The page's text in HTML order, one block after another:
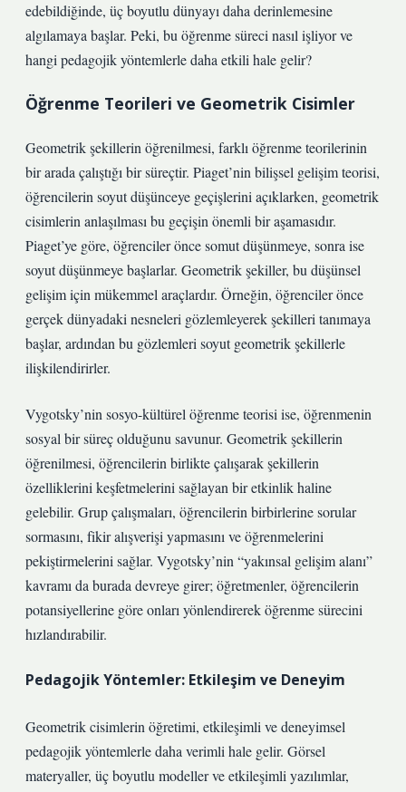
edebildiğinde, üç boyutlu dünyayı daha derinlemesine
algılamaya başlar. Peki, bu öğrenme süreci nasıl işliyor ve
hangi pedagojik yöntemlerle daha etkili hale gelir?
Öğrenme Teorileri ve Geometrik Cisimler
Geometrik şekillerin öğrenilmesi, farklı öğrenme teorilerinin
bir arada çalıştığı bir süreçtir. Piaget’nin bilişsel gelişim teorisi,
öğrencilerin soyut düşünceye geçişlerini açıklarken, geometrik
cisimlerin anlaşılması bu geçişin önemli bir aşamasıdır.
Piaget’ye göre, öğrenciler önce somut düşünmeye, sonra ise
soyut düşünmeye başlarlar. Geometrik şekiller, bu düşünsel
gelişim için mükemmel araçlardır. Örneğin, öğrenciler önce
gerçek dünyadaki nesneleri gözlemleyerek şekilleri tanımaya
başlar, ardından bu gözlemleri soyut geometrik şekillerle
ilişkilendirirler.
Vygotsky’nin sosyo-kültürel öğrenme teorisi ise, öğrenmenin
sosyal bir süreç olduğunu savunur. Geometrik şekillerin
öğrenilmesi, öğrencilerin birlikte çalışarak şekillerin
özelliklerini keşfetmelerini sağlayan bir etkinlik haline
gelebilir. Grup çalışmaları, öğrencilerin birbirlerine sorular
sormasını, fikir alışverişi yapmasını ve öğrenmelerini
pekiştirmelerini sağlar. Vygotsky’nin “yakınsal gelişim alanı”
kavramı da burada devreye girer; öğretmenler, öğrencilerin
potansiyellerine göre onları yönlendirerek öğrenme sürecini
hızlandırabilir.
Pedagojik Yöntemler: Etkileşim ve Deneyim
Geometrik cisimlerin öğretimi, etkileşimli ve deneyimsel
pedagojik yöntemlerle daha verimli hale gelir. Görsel
materyaller, üç boyutlu modeller ve etkileşimli yazılımlar,